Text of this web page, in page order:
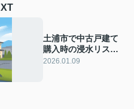
土浦市で中古戸建て
購入時の浸水リスク
は？物件選びの注意
2026.01.09